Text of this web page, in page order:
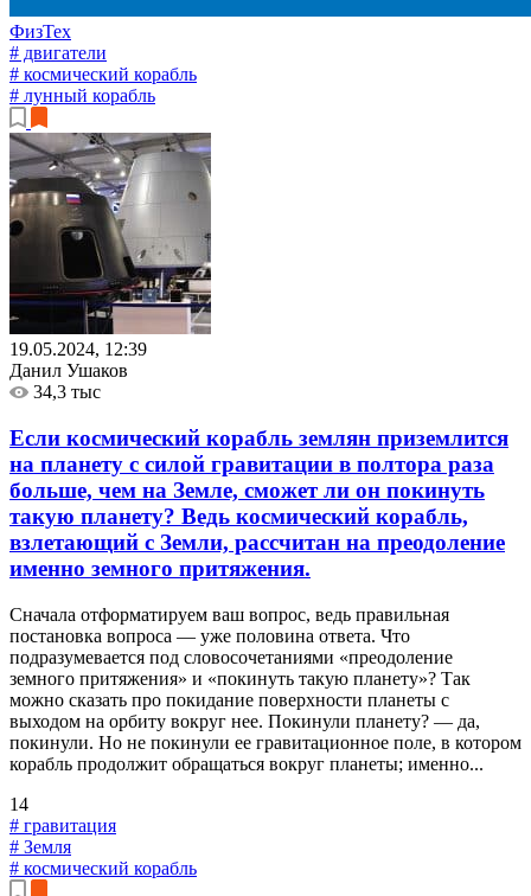
ФизТех
# двигатели
# космический корабль
# лунный корабль
19.05.2024, 12:39
Данил Ушаков
34,3 тыс
Если космический корабль землян приземлится
на планету с силой гравитации в полтора раза
больше, чем на Земле, сможет ли он покинуть
такую планету? Ведь космический корабль,
взлетающий с Земли, рассчитан на преодоление
именно земного притяжения.
Сначала отформатируем ваш вопрос, ведь правильная
постановка вопроса — уже половина ответа. Что
подразумевается под словосочетаниями «преодоление
земного притяжения» и «покинуть такую планету»? Так
можно сказать про покидание поверхности планеты с
выходом на орбиту вокруг нее. Покинули планету? — да,
покинули. Но не покинули ее гравитационное поле, в котором
корабль продолжит обращаться вокруг планеты; именно...
14
# гравитация
# Земля
# космический корабль